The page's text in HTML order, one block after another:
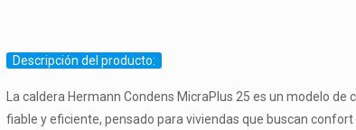
Descripción del producto:
La caldera Hermann Condens MicraPlus 25 es un modelo de
fiable y eficiente, pensado para viviendas que buscan